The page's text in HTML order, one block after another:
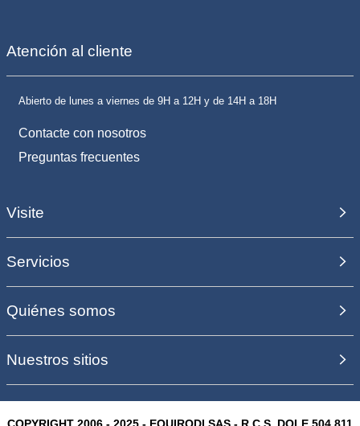
Atención al cliente
Abierto de lunes a viernes de 9H a 12H y de 14H a 18H
Contacte con nosotros
Preguntas frecuentes
Visite
Servicios
Quiénes somos
Nuestros sitios
COPYRIGHT 2006 - 2025 - EQUIRODI SAS - R.C.S. DOLE 504 811